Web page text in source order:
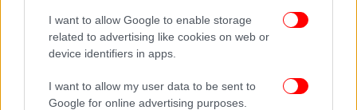
I want to allow Google to enable storage
related to advertising like cookies on web or
device identifiers in apps.
I want to allow my user data to be sent to
Google for online advertising purposes.